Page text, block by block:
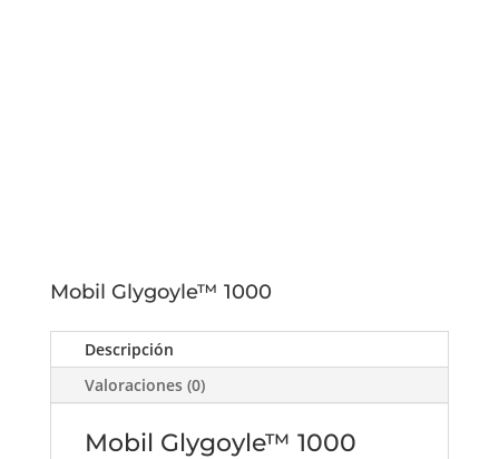
Mobil Glygoyle™ 1000
Descripción
Valoraciones (0)
Mobil Glygoyle™ 1000